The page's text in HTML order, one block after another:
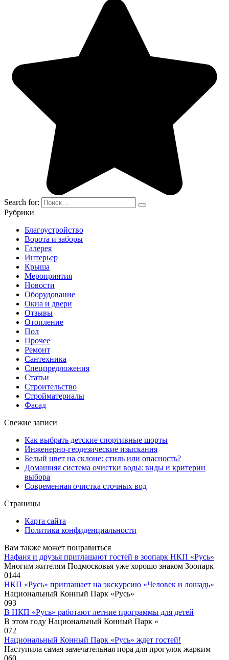
Search for:
Рубрики
Благоустройство
Ворота и заборы
Галерея
Интерьер
Крыша
Мероприятия
Новости
Оборудование
Окна и двери
Отзывы
Отопление
Пол
Прочее
Ремонт
Сантехника
Спецпредложения
Статьи
Строительство
Стройматериалы
Фасад
Свежие записи
Как выбрать детские спортивные шорты
Инженерно-геодезические изыскания
Белый цвет на склоне: стиль или опасность?
Домашняя система очистки воды: виды и критерии
выбора
Современная очистка сточных вод
Страницы
Карта сайта
Политика конфиденциальности
Вам также может понравиться
Нафаня и друзья приглашают гостей в зоопарк НКП «Русь»
Многим жителям Подмосковья уже хорошо знаком Зоопарк
0144
НКП «Русь» приглашает на экскурсию «Человек и лошадь»
Национальный Конный Парк «Русь»
093
В НКП «Русь» работают летние программы для детей
В этом году Национальный Конный Парк «
072
Национальный Конный Парк «Русь» ждет гостей!
Наступила самая замечательная пора для прогулок жарким
060